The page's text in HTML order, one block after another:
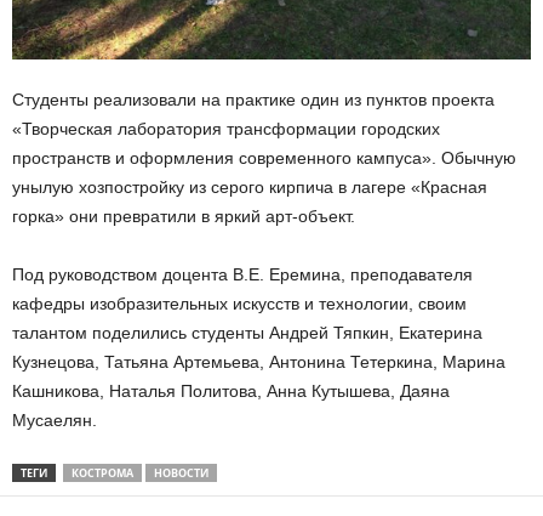
Студенты реализовали на практике один из пунктов проекта
«Творческая лаборатория трансформации городских
пространств и оформления современного кампуса». Обычную
унылую хозпостройку из серого кирпича в лагере «Красная
горка» они превратили в яркий арт-объект.
Под руководством доцента В.Е. Еремина, преподавателя
кафедры изобразительных искусств и технологии, своим
талантом поделились студенты Андрей Тяпкин, Екатерина
Кузнецова, Татьяна Артемьева, Антонина Тетеркина, Марина
Кашникова, Наталья Политова, Анна Кутышева, Даяна
Мусаелян.
ТЕГИ КОСТРОМА НОВОСТИ